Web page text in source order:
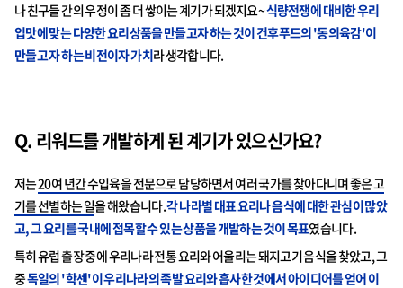
나 친구들 간의 우정이 좀 더 쌓이는 계기가 되겠지요~식량전쟁에 대비한 우리
입맛에 맞는 다양한 요리상품을 만들고자 하는 것이 건후푸드의 '동의육감'이
만들고 자 하는 비전이자 가치라 생각합니다.
Q. 리워드를 개발하게 된 계기가 있으신가요?
저는20여 년간 수입육을 전문으로 담당하면서 여러 국가를 찾아다니며 좋은 고
기를 선별하는 일을 해왔습니다.각 나라별 대표 요리나 음식에 대한 관심이 많았
고, 그 요리를 국내에 접목할 수 있는 상품을 개발하는 것이 목표였습니다.
특히 유럽 출장 중에 우리나라 전통 요리와 어울리는 돼지고기 음식을 찾았고, 그
중독일의 '학센'이 우리나라의 족발 요리와 흡사한 것에서 아이디어를 얻어 이